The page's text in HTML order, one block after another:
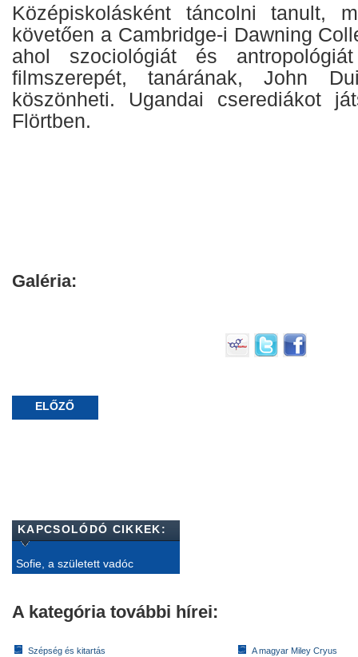
Középiskolásként táncolni tanult,
követően a Cambridge-i Dawning
ahol szociológiát és
filmszerepét, tanárának, John
köszönheti. Ugandai cserediákot
Flörtben.
Galéria:
ELŐZŐ
KAPCSOLÓDÓ CIKKEK:
Sofie, a született vadóc
A kategória további hírei:
Szépség és kitartás
A magyar Miley Cryus